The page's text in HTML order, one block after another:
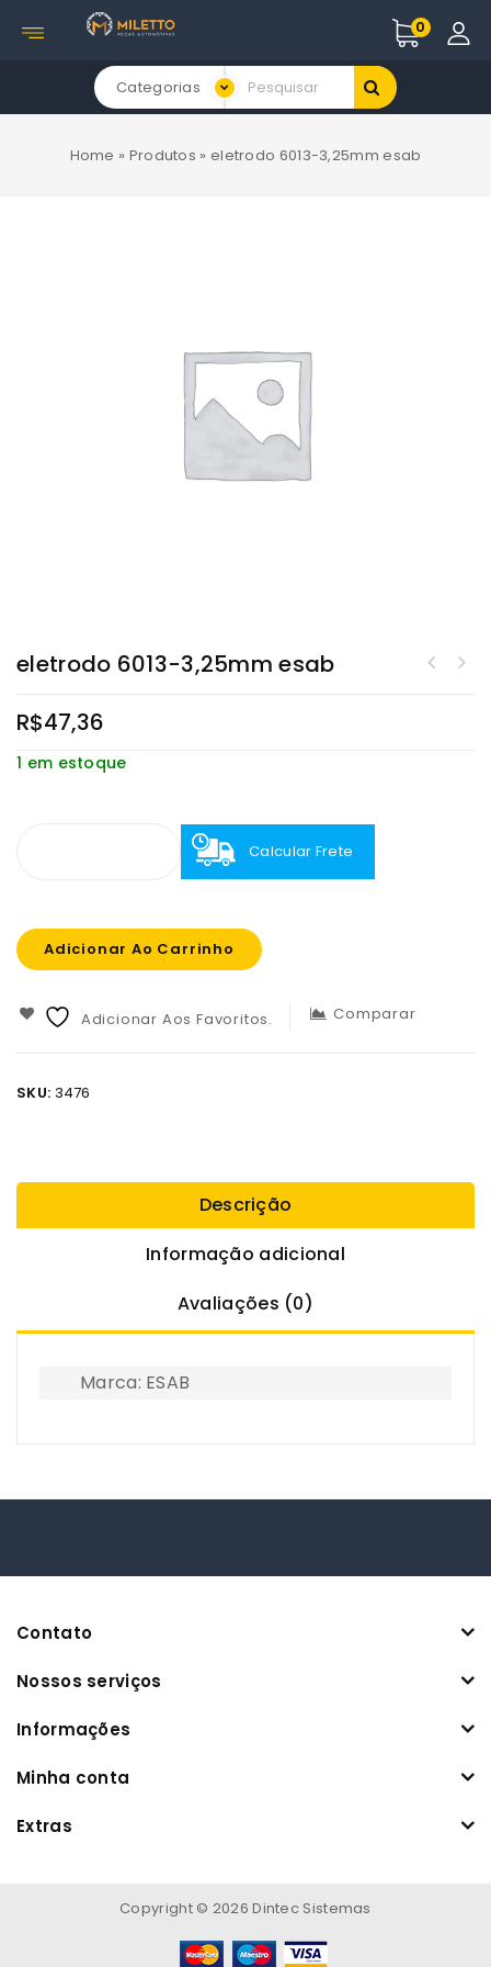
0
Categorias
Home » Produtos » eletrodo 6013-3,25mm esab
eletrodo 6013-3,25mm esab
R$47,36
1 em estoque
Calcular Frete
Adicionar Ao Carrinho
Adicionar Aos Favoritos. Comparar
SKU: 3476
Descrição
Informação adicional
Avaliações (0)
Marca: ESAB
Contato
Nossos serviços
Informações
Minha conta
Extras
Copyright © 2026 Dintec Sistemas